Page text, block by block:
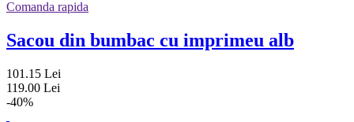
Comanda rapida
Sacou din bumbac cu imprimeu alb
101.15 Lei
119.00 Lei
-40%